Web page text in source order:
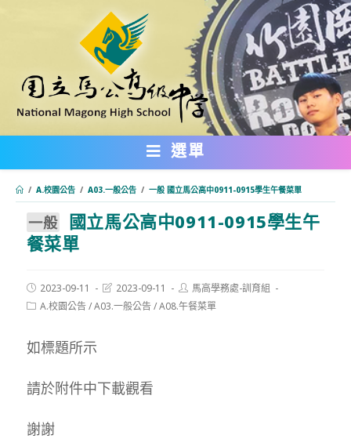
內
選單
/ A.校園公告 / A03.一般公告 / 一般 國立馬公高中0911-0915學生午餐菜單
一般
國立馬公高中0911-0915學生午
餐菜單
Post
published:
2023-09-11
Post
modified:
2023-09-11
Post
author:
馬高學務處-訓育組
PostA.校園公告/A03.一般公告/A08.午餐菜單
如標題所示
請於附件中下載觀看
謝謝